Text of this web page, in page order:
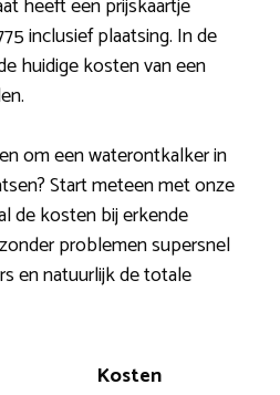
heeft een prijskaartje
inclusief plaatsing. In de
huidige kosten van een
om een waterontkalker in
Start meteen met onze
de kosten bij erkende
problemen supersnel
en natuurlijk de totale
Kosten